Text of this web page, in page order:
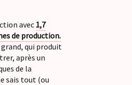
avec 1,7
de production.
qui produit
après un
de la
sais tout (ou